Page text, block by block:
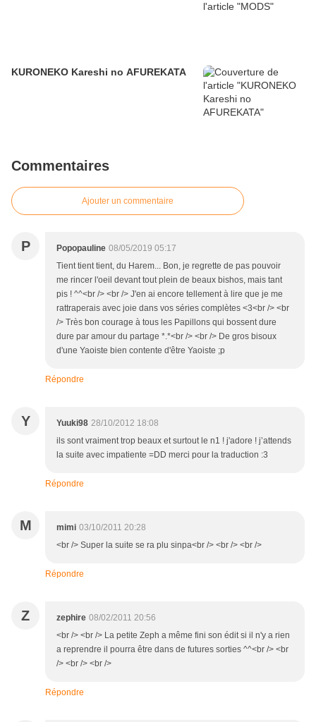
KURONEKO Kareshi no AFUREKATA
Commentaires
Ajouter un commentaire
P Popopauline 08/05/2019 05:17
Tient tient tient, du Harem... Bon, je regrette de pas pouvoir
me rincer l'oeil devant tout plein de beaux bishos, mais tant
pis ! ^^<br /> <br /> J'en ai encore tellement à lire que je me
rattraperais avec joie dans vos séries complètes <3<br /> <br
/> Très bon courage à tous les Papillons qui bossent dure
dure par amour du partage *.*<br /> <br /> De gros bisoux
d'une Yaoiste bien contente d'être Yaoiste ;p
Répondre
Y Yuuki98 28/10/2012 18:08
ils sont vraiment trop beaux et surtout le n1 ! j'adore ! j’attends
la suite avec impatiente =DD merci pour la traduction :3
Répondre
M mimi 03/10/2011 20:28
<br /> Super la suite se ra plu sinpa<br /> <br /> <br />
Répondre
Z zephire 08/02/2011 20:56
<br /> <br /> La petite Zeph a même fini son édit si il n'y a rien
a reprendre il pourra être dans de futures sorties ^^<br /> <br
/> <br /> <br />
Répondre